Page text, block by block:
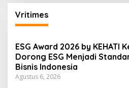
Vritimes
ESG Award 2026 by KEHATI
Dorong ESG Menjadi
Bisnis Indonesia
Agustus 6, 2026